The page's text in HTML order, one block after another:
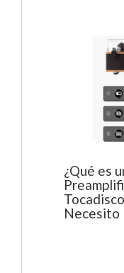
¿Qué es
Necesito